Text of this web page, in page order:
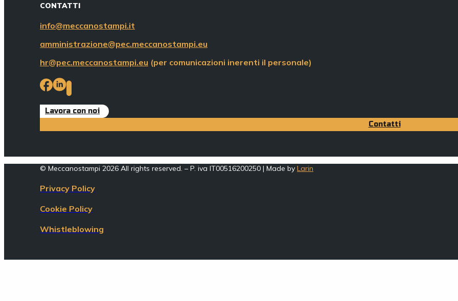
CONTATTI
info@meccanostampi.it
amministrazione@pec.meccanostampi.eu
hr@pec.meccanostampi.eu (per comunicazioni inerenti il personale)
Lavora con noi
Contatti
© Meccanostampi 2026 All rights reserved. – P. iva IT00516200250 | Made by Larin
Privacy Policy
Cookie Policy
Whistleblowing